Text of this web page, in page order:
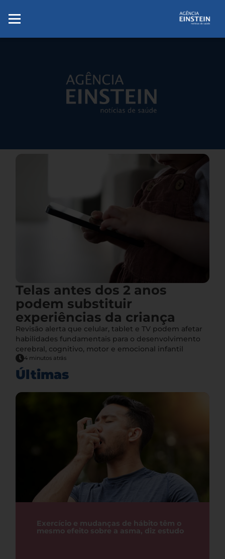
Telas antes dos 2 anos
podem substituir
experiências da criança
Revisão alerta que celular, tablet e TV podem afetar
habilidades fundamentais para o desenvolvimento
cerebral, cognitivo, motor e emocional infantil
4 minutos atrás
Últimas
Exercício e mudanças de hábito têm o
mesmo efeito sobre a asma, diz estudo